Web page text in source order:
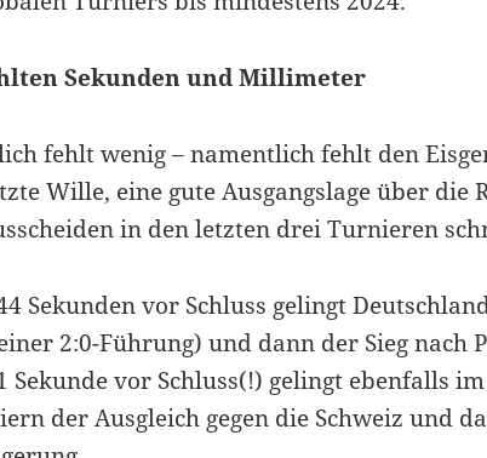
Sekunden und Millimeter
fehlt wenig – namentlich fehlt den
Wille, eine gute Ausgangslage über die
in den letzten drei Turnieren
Sekunden vor Schluss gelingt
2:0-Führung) und dann der Sieg nach
Sekunde vor Schluss(!) gelingt ebenfalls
der Ausgleich gegen die Schweiz und